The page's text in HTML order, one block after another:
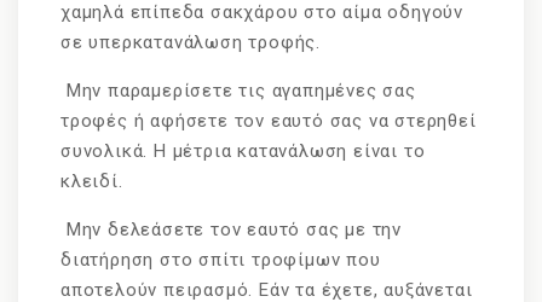
χαμηλά επίπεδα σακχάρου στο αίμα οδηγούν
σε υπερκατανάλωση τροφής.
Μην παραμερίσετε τις αγαπημένες σας
τροφές ή αφήσετε τον εαυτό σας να στερηθεί
συνολικά. Η μέτρια κατανάλωση είναι το
κλειδί.
Μην δελεάσετε τον εαυτό σας με την
διατήρηση στο σπίτι τροφίμων που
αποτελούν πειρασμό. Εάν τα έχετε, αυξάνεται